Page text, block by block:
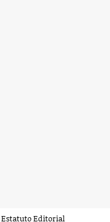
Estatuto Editorial